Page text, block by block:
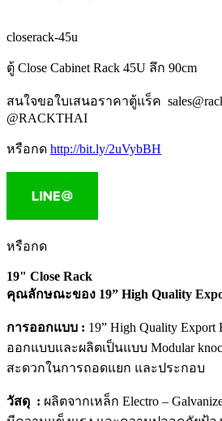
closerack-45u
ตู้ Close Cabinet Rack 45U ลึก 90cm
สนใจขอใบเสนอราคาตู้แร็ค
@RACKTHAI
หรือกด http://bit.ly/2uVybBH
หรือกด
19" Close Rack
คุณลักษณะของ 19” High Quality
การออกแบบ : 19” High Quality Export
ออกแบบและผลิตเป็นแบบ Modular
สะดวกในการถอดแยก และประกอบ
วัสดุ : ผลิตจากเหล็ก Electro –